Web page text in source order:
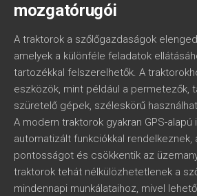
mozgatórugói
A traktorok a szőlőgazdaságok
amelyek a különféle feladatok
tartozékkal felszerelhetők. A
eszközök, mint például a permetezők,
szüretelő gépek, széleskörű
A modern traktorok gyakran GPS-alapú
automatizált funkciókkal rendelkeznek,
pontosságot és csökkentik az
traktorok tehát nélkülözhetetlenek a
mindennapi munkálataihoz, mivel